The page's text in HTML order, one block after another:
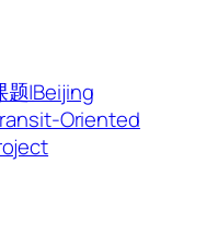
|Beijing
Oriented